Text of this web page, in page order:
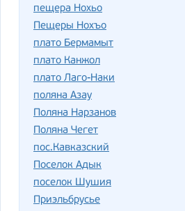
пещера Нохьо
Пещеры Нохъо
плато Бермамыт
плато Канжол
плато Лаго-Наки
поляна Азау
Поляна Нарзанов
Поляна Чегет
пос.Кавказский
Поселок Адык
поселок Шушия
Приэльбрусье